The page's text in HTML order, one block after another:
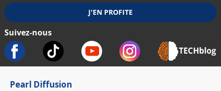
Suivez-nous
Pearl Diffusion